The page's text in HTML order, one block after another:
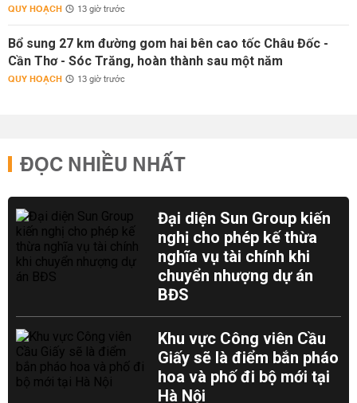
QUY HOẠCH 13 giờ trước
Bổ sung 27 km đường gom hai bên cao tốc Châu Đốc -
Cần Thơ - Sóc Trăng, hoàn thành sau một năm
QUY HOẠCH 13 giờ trước
ĐỌC NHIỀU NHẤT
Đại diện Sun Group kiến
nghị cho phép kế thừa
nghĩa vụ tài chính khi
chuyển nhượng dự án
BĐS
Khu vực Công viên Cầu
Giấy sẽ là điểm bắn pháo
hoa và phố đi bộ mới tại
Hà Nội